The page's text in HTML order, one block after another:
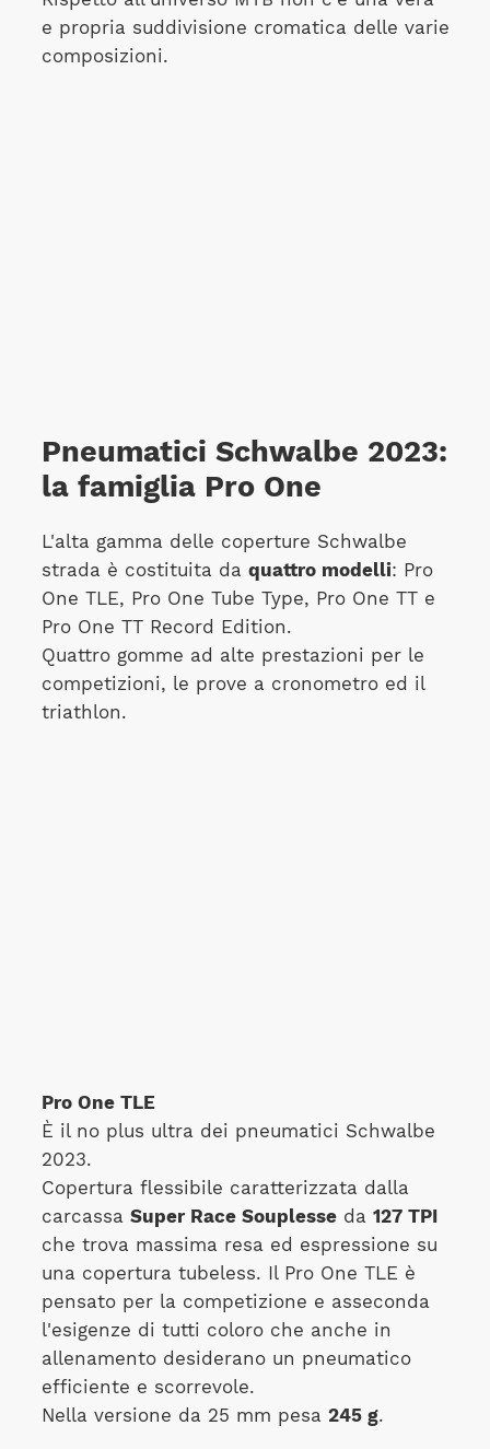
e propria suddivisione cromatica delle varie
composizioni.
Pneumatici Schwalbe 2023:
la famiglia Pro One
L'alta gamma delle coperture Schwalbe
strada è costituita da quattro modelli: Pro
One TLE, Pro One Tube Type, Pro One TT e
Pro One TT Record Edition.
Quattro gomme ad alte prestazioni per le
competizioni, le prove a cronometro ed il
triathlon.
Pro One TLE
È il no plus ultra dei pneumatici Schwalbe
2023.
Copertura flessibile caratterizzata dalla
carcassa Super Race Souplesseda 127 TPI
che trova massima resa ed espressione su
una copertura tubeless. Il Pro One TLE è
pensato per la competizione e asseconda
l'esigenze di tutti coloro che anche in
allenamento desiderano un pneumatico
efficiente e scorrevole.
Nella versione da 25 mm pesa 245 g.